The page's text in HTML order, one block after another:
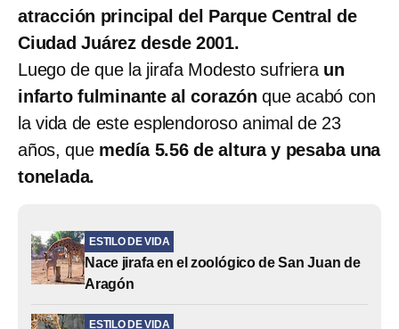
atracción principal del Parque Central de
Ciudad Juárez desde 2001.
Luego de que la jirafa Modesto sufrieraun
infarto fulminante al corazón que acabó con
la vida de este esplendoroso animal de 23
años, quemedía 5.56 de altura y pesaba una
tonelada.
ESTILO DE VIDA
Nace jirafa en el zoológico de San Juan de
Aragón
ESTILO DE VIDA